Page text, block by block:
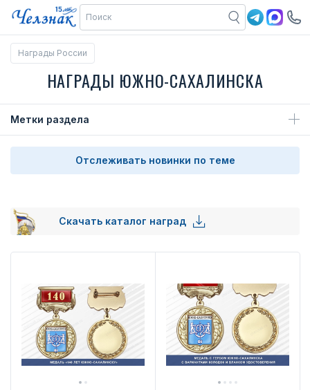
Награды России
НАГРАДЫ ЮЖНО-САХАЛИНСКА
Метки раздела
Отслеживать новинки по теме
Скачать каталог наград